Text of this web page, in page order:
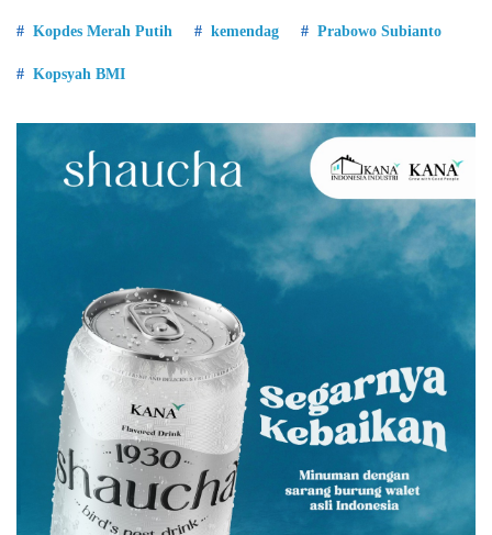
Kopdes Merah Putih kemendag Prabowo Subianto
Kopsyah BMI